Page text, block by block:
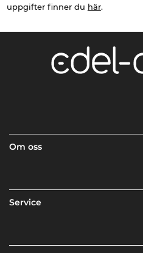
uppgifter finner du här.
Om oss
Service